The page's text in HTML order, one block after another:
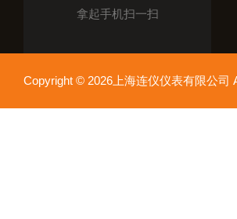
拿起手机扫一扫
Copyright © 2026上海连仪仪表有限公